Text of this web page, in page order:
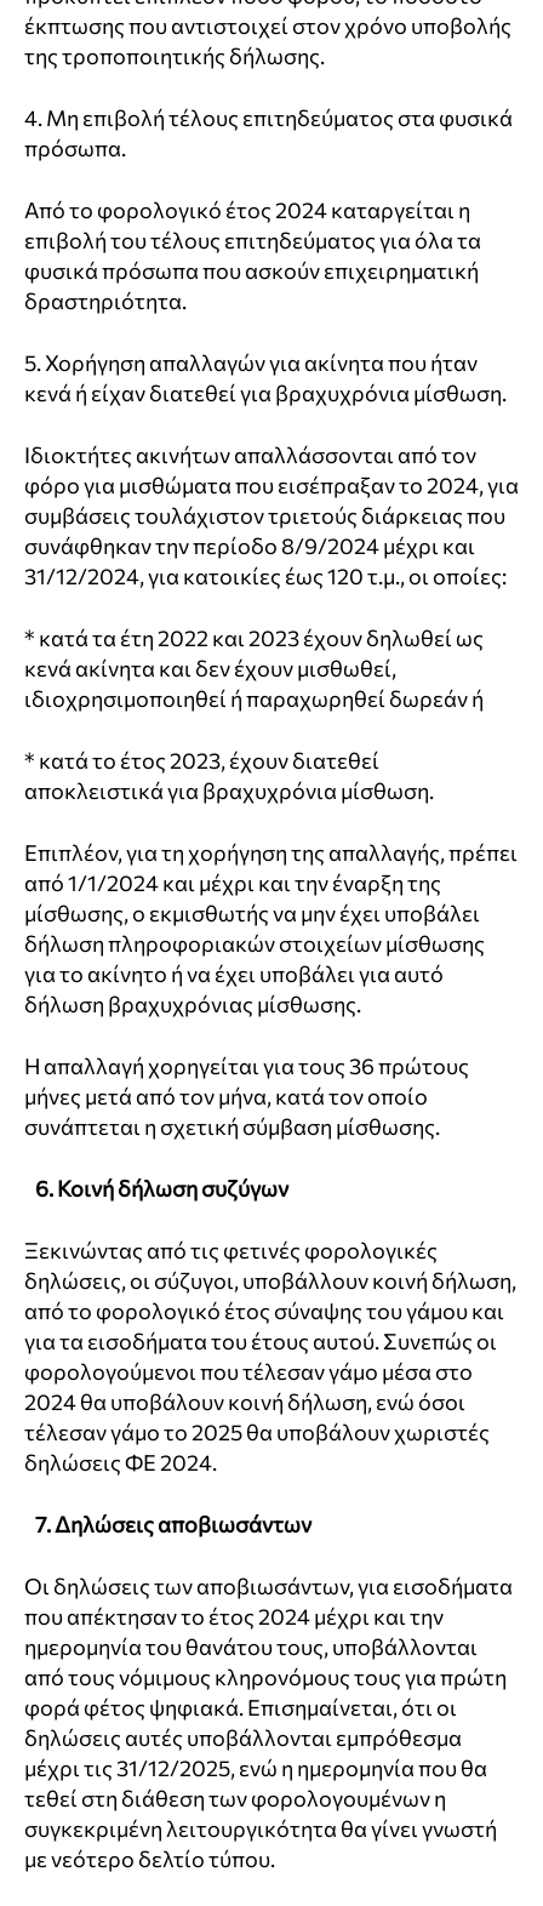
έκπτωσης που αντιστοιχεί στον χρόνο υποβολής
της τροποποιητικής δήλωσης.
4. Μη επιβολή τέλους επιτηδεύματος στα φυσικά
πρόσωπα.
Από το φορολογικό έτος 2024 καταργείται η
επιβολή του τέλους επιτηδεύματος για όλα τα
φυσικά πρόσωπα που ασκούν επιχειρηματική
δραστηριότητα.
5. Χορήγηση απαλλαγών για ακίνητα που ήταν
κενά ή είχαν διατεθεί για βραχυχρόνια μίσθωση.
Ιδιοκτήτες ακινήτων απαλλάσσονται από τον
φόρο για μισθώματα που εισέπραξαν το 2024, για
συμβάσεις τουλάχιστον τριετούς διάρκειας που
συνάφθηκαν την περίοδο 8/9/2024 μέχρι και
31/12/2024, για κατοικίες έως 120 τ.μ., οι οποίες:
* κατά τα έτη 2022 και 2023 έχουν δηλωθεί ως
κενά ακίνητα και δεν έχουν μισθωθεί,
ιδιοχρησιμοποιηθεί ή παραχωρηθεί δωρεάν ή
* κατά το έτος 2023, έχουν διατεθεί
αποκλειστικά για βραχυχρόνια μίσθωση.
Επιπλέον, για τη χορήγηση της απαλλαγής, πρέπει
από 1/1/2024 και μέχρι και την έναρξη της
μίσθωσης, ο εκμισθωτής να μην έχει υποβάλει
δήλωση πληροφοριακών στοιχείων μίσθωσης
για το ακίνητο ή να έχει υποβάλει για αυτό
δήλωση βραχυχρόνιας μίσθωσης.
Η απαλλαγή χορηγείται για τους 36 πρώτους
μήνες μετά από τον μήνα, κατά τον οποίο
συνάπτεται η σχετική σύμβαση μίσθωσης.
6. Κοινή δήλωση συζύγων
Ξεκινώντας από τις φετινές φορολογικές
δηλώσεις, οι σύζυγοι, υποβάλλουν κοινή δήλωση,
από το φορολογικό έτος σύναψης του γάμου και
για τα εισοδήματα του έτους αυτού. Συνεπώς οι
φορολογούμενοι που τέλεσαν γάμο μέσα στο
2024 θα υποβάλουν κοινή δήλωση, ενώ όσοι
τέλεσαν γάμο το 2025 θα υποβάλουν χωριστές
δηλώσεις ΦΕ 2024.
7. Δηλώσεις αποβιωσάντων
Οι δηλώσεις των αποβιωσάντων, για εισοδήματα
που απέκτησαν το έτος 2024 μέχρι και την
ημερομηνία του θανάτου τους, υποβάλλονται
από τους νόμιμους κληρονόμους τους για πρώτη
φορά φέτος ψηφιακά. Επισημαίνεται, ότι οι
δηλώσεις αυτές υποβάλλονται εμπρόθεσμα
μέχρι τις 31/12/2025, ενώ η ημερομηνία που θα
τεθεί στη διάθεση των φορολογουμένων η
συγκεκριμένη λειτουργικότητα θα γίνει γνωστή
με νεότερο δελτίο τύπου.